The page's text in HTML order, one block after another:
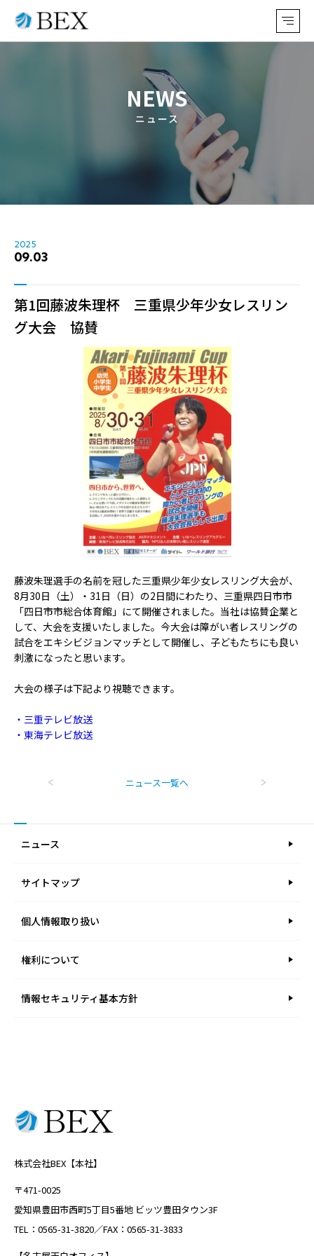
NEWS
ニュース
2025
09.03
第1回藤波朱理杯 三重県少年少女レスリン
グ大会 協賛
藤波朱理選手の名前を冠した三重県少年少女レスリング大会が、
8月30日（土）・31日（日）の2日間にわたり、三重県四日市市
「四日市市総合体育館」にて開催されました。当社は協賛企業と
して、大会を支援いたしました。今大会は障がい者レスリングの
試合をエキシビジョンマッチとして開催し、子どもたちにも良い
刺激になったと思います。
大会の様子は下記より視聴できます。
・三重テレビ放送
・東海テレビ放送
< ニュース一覧へ >
株式会社BEX【本社】
〒471-0025
愛知県豊田市西町5丁目5番地 ビッツ豊田タウン3F
TEL：0565-31-3820／FAX：0565-31-3833
ニュース
サイトマップ
個人情報取り扱い
権利について
情報セキュリティ基本方針